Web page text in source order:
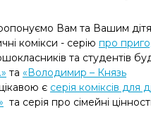
Вам та Вашим
комікси - серію про
та студентів
та «Володимир – Князь
є серія коміксів для
та серія про сімейні